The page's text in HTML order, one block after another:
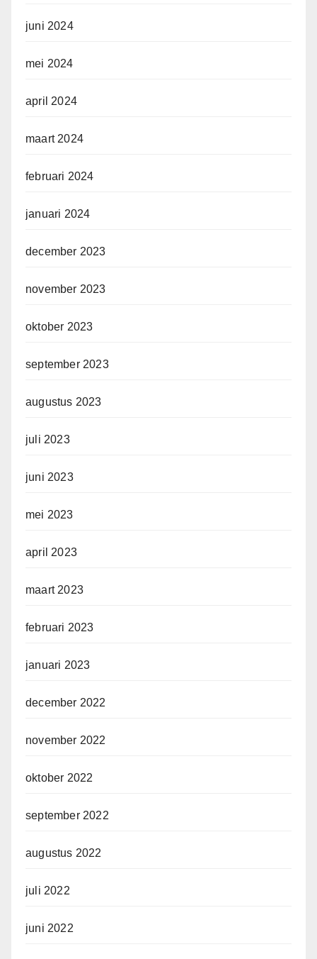
juni 2024
mei 2024
april 2024
maart 2024
februari 2024
januari 2024
december 2023
november 2023
oktober 2023
september 2023
augustus 2023
juli 2023
juni 2023
mei 2023
april 2023
maart 2023
februari 2023
januari 2023
december 2022
november 2022
oktober 2022
september 2022
augustus 2022
juli 2022
juni 2022